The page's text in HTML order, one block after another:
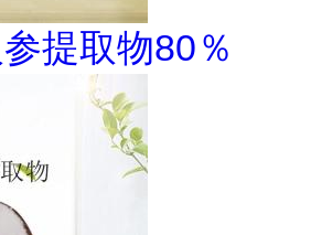
提取物80％